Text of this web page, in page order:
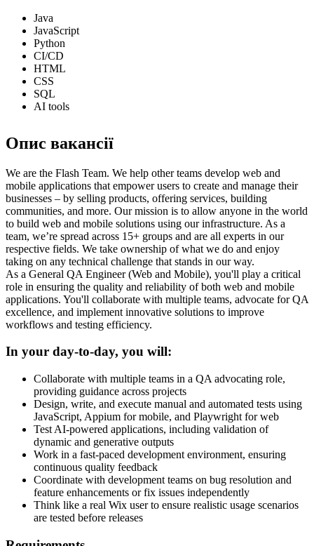
Java
JavaScript
Python
CI/CD
HTML
CSS
SQL
AI tools
Опис вакансії
We are the Flash Team. We help other teams develop web and
mobile applications that empower users to create and manage their
businesses – by selling products, offering services, building
communities, and more. Our mission is to allow anyone in the world
to build web and mobile solutions using our infrastructure. As a
team, we’re spread across 15+ groups and are all experts in our
respective fields. We take ownership of what we do and enjoy
taking on any technical challenge that stands in our way.
As a General QA Engineer (Web and Mobile), you'll play a critical
role in ensuring the quality and reliability of both web and mobile
applications. You'll collaborate with multiple teams, advocate for QA
excellence, and implement innovative solutions to improve
workflows and testing efficiency.
In your day-to-day, you will:
Collaborate with multiple teams in a QA advocating role,
providing guidance across projects
Design, write, and execute manual and automated tests using
JavaScript, Appium for mobile, and Playwright for web
Test AI-powered applications, including validation of
dynamic and generative outputs
Work in a fast-paced development environment, ensuring
continuous quality feedback
Coordinate with development teams on bug resolution and
feature enhancements or fix issues independently
Think like a real Wix user to ensure realistic usage scenarios
are tested before releases